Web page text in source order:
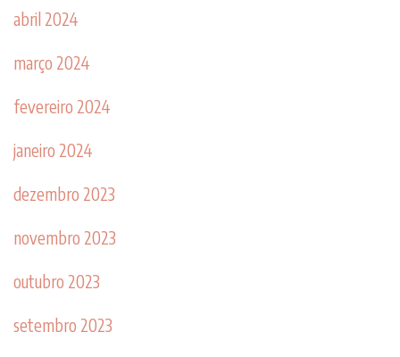
abril 2024
março 2024
fevereiro 2024
janeiro 2024
dezembro 2023
novembro 2023
outubro 2023
setembro 2023